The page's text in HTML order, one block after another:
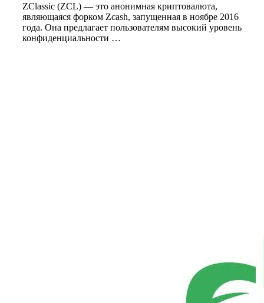
ZClassic (ZCL) — это анонимная криптовалюта,
являющаяся форком Zcash, запущенная в ноябре 2016
года. Она предлагает пользователям высокий уровень
конфиденциальности …